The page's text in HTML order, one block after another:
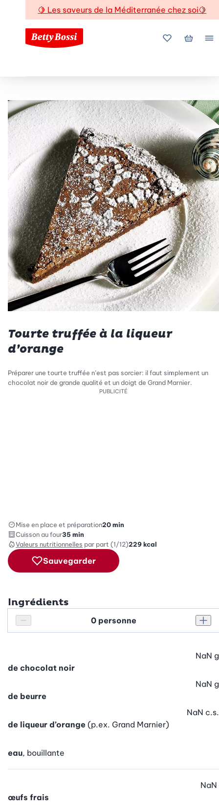
🍋 Les saveurs de la Méditerranée chez soi🍋
Mes favoris
Mon
Tourte truffée à la liqueur
d’orange
Préparer une tourte truffée n’est pas sorcier: il faut simplement un
chocolat noir de grande qualité et un doigt de Grand Marnier.
PUBLICITÉ
Mise en place et préparation20 min
Cuisson au four35 min
Valeurs nutritionnelles par part (1/12)229kcal
Sauvegarder
Ingrédients
Réduire le nombre de personnes
Personnes
de chocolat noir
NaN g
de beurre
NaN g
de liqueur d’orange (p.ex. Grand Marnier)
NaN c.s.
eau, bouillante
œufs frais
NaN